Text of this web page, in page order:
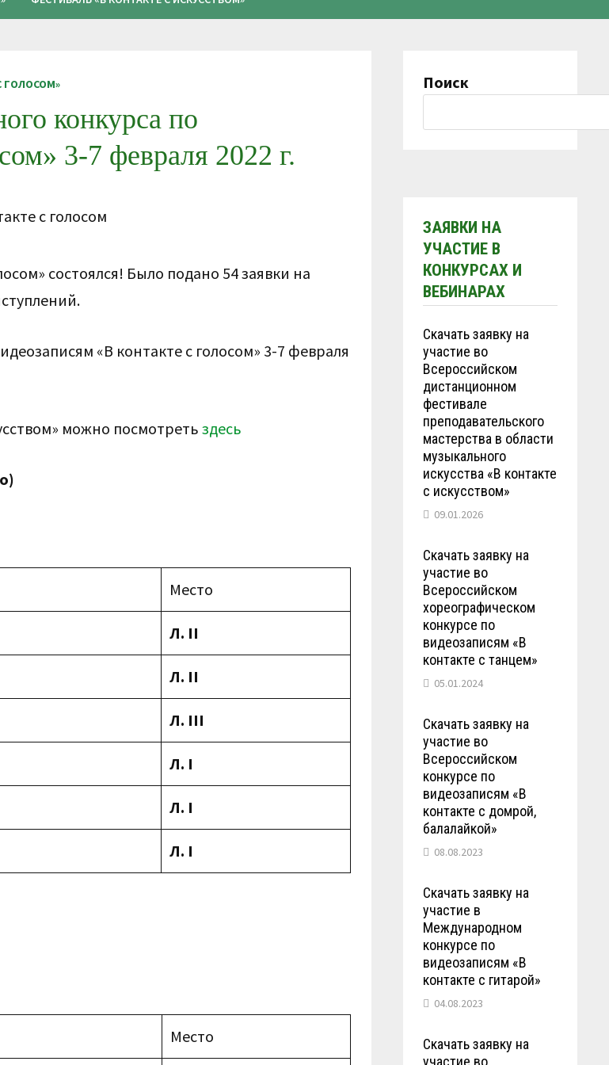
ГОЛОСОМ»
конкурса по
3-7 февраля 2022 г.
состоялся! Было подано 54 заявки на
«В контакте с голосом» 3-7 февраля
можно посмотретьздесь
Место
Л. II
Л. II
Л. III
Л. I
Л. I
Л. I
Место
Поиск
ЗАЯВКИ НА
УЧАСТИЕ В
КОНКУРСАХ И
ВЕБИНАРАХ
Скачать заявку на
участие во
Всероссийском
дистанционном
фестивале
преподавательского
мастерства в области
музыкального
искусства «В контакте
с искусством»
09.01.2026
Скачать заявку на
участие во
Всероссийском
хореографическом
конкурсе по
видеозаписям «В
контакте с танцем»
05.01.2024
Скачать заявку на
участие во
Всероссийском
конкурсе по
видеозаписям «В
контакте с домрой,
балалайкой»
08.08.2023
Скачать заявку на
участие в
Международном
конкурсе по
видеозаписям «В
контакте с гитарой»
04.08.2023
Скачать заявку на
участие во